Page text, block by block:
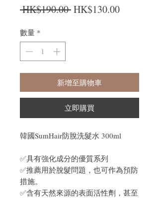
HK$190.00 一般價格
HK$130.00促銷價格
數量 *
新增至購物車
立即購買
韓國SumHair防脫洗髮水 300ml
✅具有強化成分的優質系列
✅推薦用於脫髮問題，也可作為預防
措施。
✅含有天然來源的表面活性劑，甚至